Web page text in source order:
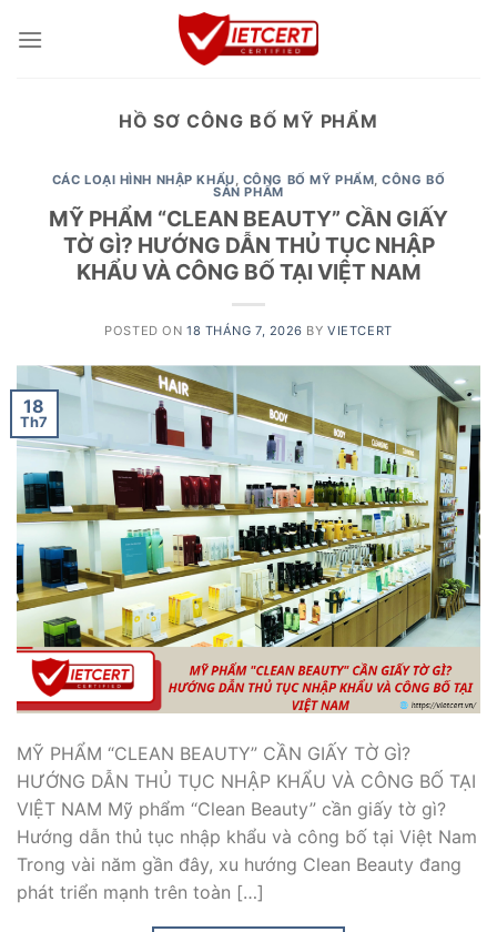
HỒ SƠ CÔNG BỐ MỸ PHẨM
CÁC LOẠI HÌNH NHẬP KHẨU, CÔNG BỐ MỸ PHẨM,CÔNG BỐ
SẢN PHẨM
MỸ PHẨM “CLEAN BEAUTY” CẦN GIẤY
TỜ GÌ? HƯỚNG DẪN THỦ TỤC NHẬP
KHẨU VÀ CÔNG BỐ TẠI VIỆT NAM
POSTED ON 18 THÁNG 7, 2026 BYVIETCERT
18
Th7
MỸ PHẨM “CLEAN BEAUTY” CẦN GIẤY TỜ GÌ?
HƯỚNG DẪN THỦ TỤC NHẬP KHẨU VÀ CÔNG BỐ TẠI
VIỆT NAM Mỹ phẩm “Clean Beauty” cần giấy tờ gì?
Hướng dẫn thủ tục nhập khẩu và công bố tại Việt Nam
Trong vài năm gần đây, xu hướng Clean Beauty đang
phát triển mạnh trên toàn […]